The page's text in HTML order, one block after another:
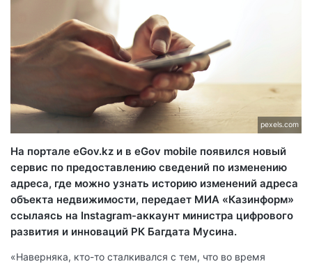
pexels.com
На портале eGov.kz и в eGov mobilе появился новый
сервис по предоставлению сведений по изменению
адреса, где можно узнать историю изменений адреса
объекта недвижимости, передает МИА «Казинформ»
ссылаясь на Instagram-аккаунт министра цифрового
развития и инноваций РК Багдата Мусина.
«Наверняка, кто-то сталкивался с тем, что во время